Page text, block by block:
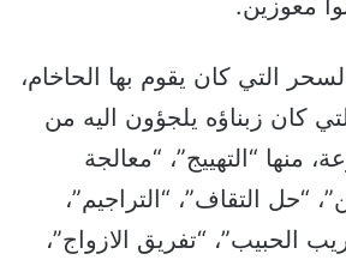
معوزين.
التي كان يقوم بها الحاخام،
كان زبناؤه يلجؤون اليه من
منها “التهييج”، “معالجة
“حل التقاف”، “التراجيم”،
الحبيب”، “تفريق الازواج”،